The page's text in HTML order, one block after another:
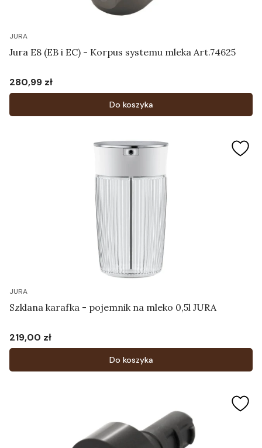
JURA
Jura E8 (EB i EC) - Korpus systemu mleka Art.74625
Cena
280,99 zł
Do koszyka
JURA
Szklana karafka - pojemnik na mleko 0,5l JURA
Cena
219,00 zł
Do koszyka